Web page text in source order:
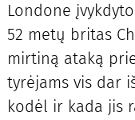
Londone
52 metų britas
mirtiną ataką
tyrėjams vis dar
kodėl ir kada jis